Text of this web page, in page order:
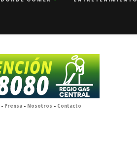
- Prensa - Nosotros - Contacto